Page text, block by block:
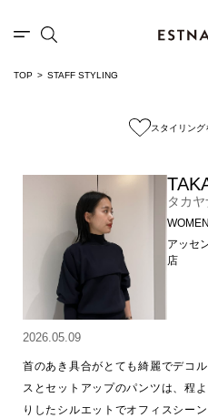
TOP STAFF STYLING
スタイリン
タカ
アッセ
店
2026.05.09
首のあき具合がとても綺麗でデコ
スとセットアップのパンツは、程
りしたシルエットでオフィスシー